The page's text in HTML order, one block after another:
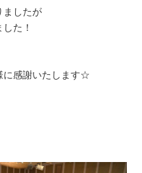
ましたが
た！
に感謝いたします☆